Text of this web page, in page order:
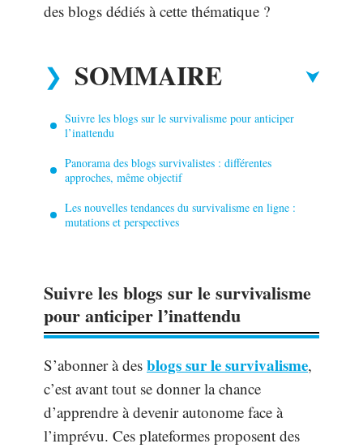
des blogs dédiés à cette thématique ?
SOMMAIRE
Suivre les blogs sur le survivalisme pour anticiper
l’inattendu
Panorama des blogs survivalistes : différentes
approches, même objectif
Les nouvelles tendances du survivalisme en ligne :
mutations et perspectives
Suivre les blogs sur le survivalisme
pour anticiper l’inattendu
S’abonner à des blogs sur le survivalisme,
c’est avant tout se donner la chance
d’apprendre à devenir autonome face à
l’imprévu. Ces plateformes proposent des